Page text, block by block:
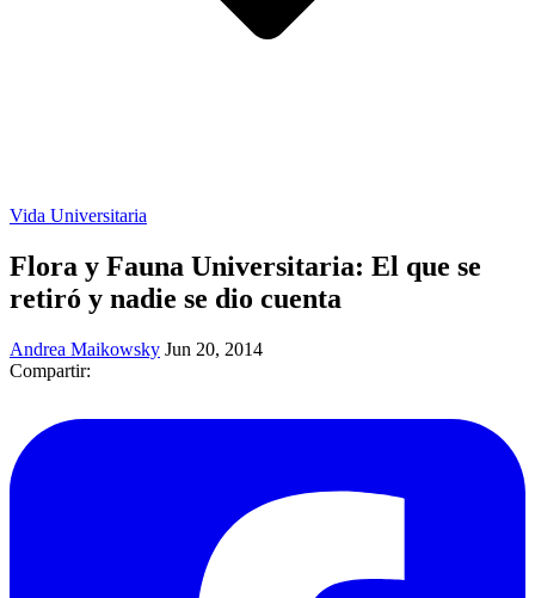
Vida Universitaria
Flora y Fauna Universitaria: El que se
retiró y nadie se dio cuenta
Andrea Maikowsky Jun 20, 2014
Compartir: